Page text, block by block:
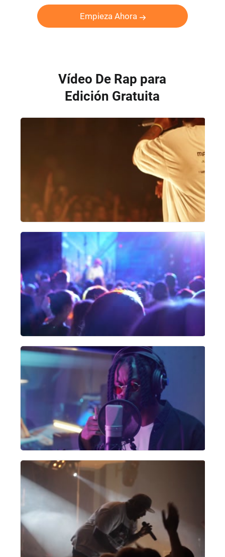
Empieza Ahora
Vídeo De Rap para
Edición Gratuita